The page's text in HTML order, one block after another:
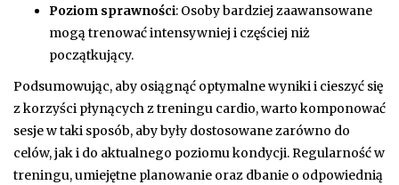
Poziom sprawności: Osoby bardziej zaawansowane
mogą trenować intensywniej i częściej niż
początkujący.
Podsumowując, aby osiągnąć optymalne wyniki i cieszyć się
z korzyści płynących z treningu cardio, warto komponować
sesje w taki sposób, aby były dostosowane zarówno do
celów, jak i do aktualnego poziomu kondycji. Regularność w
treningu, umiejętne planowanie oraz dbanie o odpowiednią